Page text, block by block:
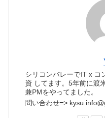
シリコンバレーでIT x コ
資 してます。5年前に渡
兼PMをやってました。
問い合わせ=>